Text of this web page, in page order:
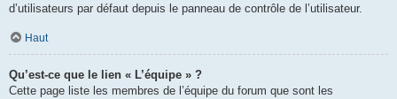
d’utilisateurs par défaut depuis le panneau de contrôle de l’utilisateur.
Haut
Qu’est-ce que le lien « L’équipe » ?
Cette page liste les membres de l’équipe du forum que sont les